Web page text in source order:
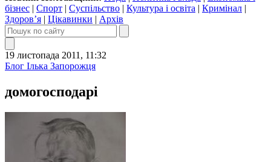
бізнес | Спорт | Суспільство | Культура і освіта | Кримінал |
Здоров’я | Цікавинки | Архів
19 листопада 2011, 11:32
Блог Ілька Запорожця
домогосподарі